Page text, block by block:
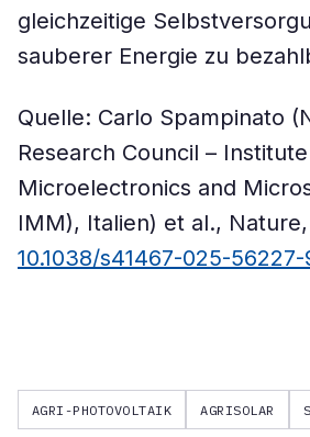
gleichzeitige
sauberer Energie zu
Quelle: Carlo Spampinato
Research Council –
Microelectronics and
IMM), Italien) et al., Nature,
10.1038/s41467-025-56227-
AGRI-PHOTOVOLTAIK AGRISOLAR